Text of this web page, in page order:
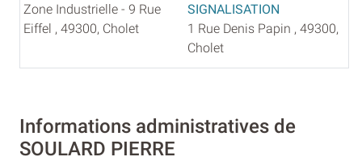
Zone Industrielle - 9 Rue
Eiffel , 49300, Cholet
SIGNALISATION
1 Rue Denis Papin , 49300,
Cholet
Informations administratives de
SOULARD PIERRE